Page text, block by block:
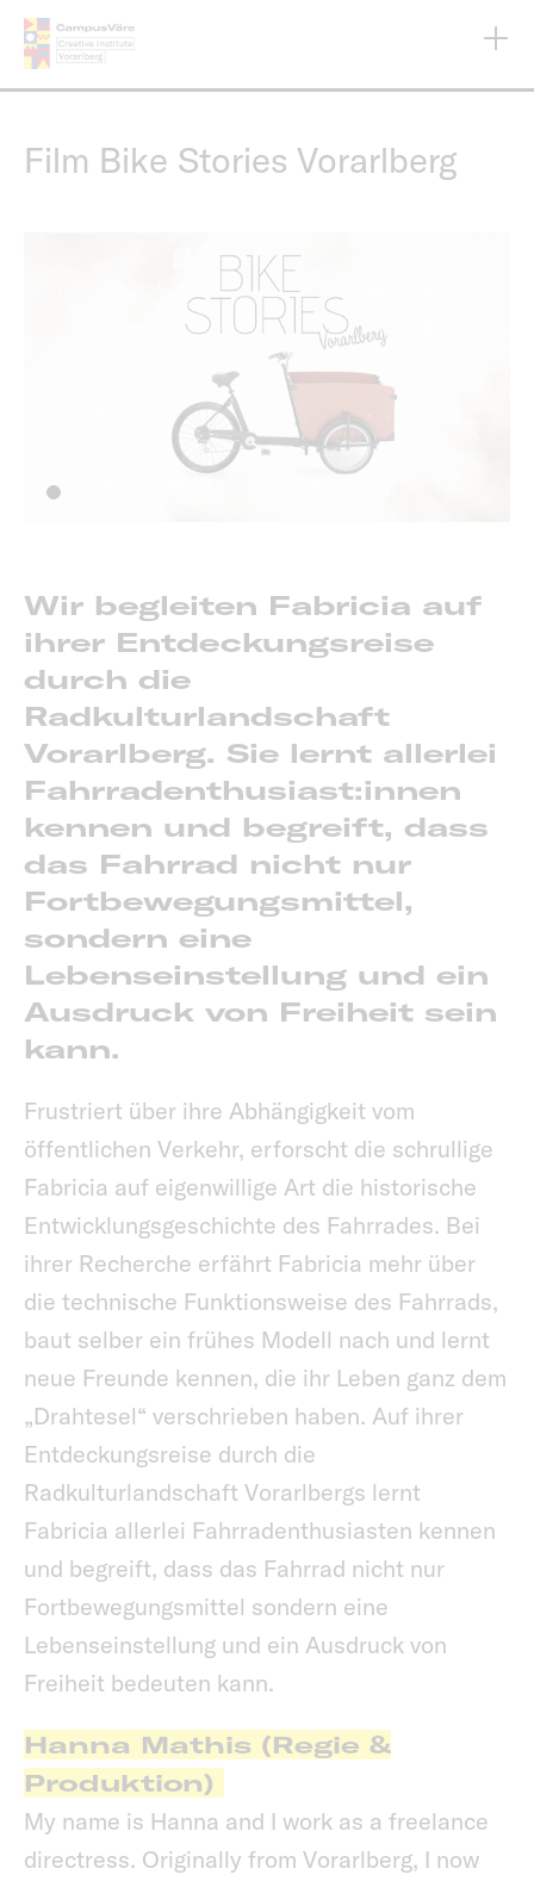
Inhalt
Film Bike Stories Vorarlberg
Wir begleiten Fabricia auf
ihrer Entdeckungsreise
durch die
Radkulturlandschaft
Vorarlberg. Sie lernt allerlei
Fahrradenthusiast:innen
kennen und begreift, dass
das Fahrrad nicht nur
Fortbewegungsmittel,
sondern eine
Lebenseinstellung und ein
Ausdruck von Freiheit sein
kann.
Frustriert über ihre Abhängigkeit vom
öffentlichen Verkehr, erforscht die schrullige
Fabricia auf eigenwillige Art die historische
Entwicklungsgeschichte des Fahrrades. Bei
ihrer Recherche erfährt Fabricia mehr über
die technische Funktionsweise des Fahrrads,
baut selber ein frühes Modell nach und lernt
neue Freunde kennen, die ihr Leben ganz dem
„Drahtesel“ verschrieben haben. Auf ihrer
Entdeckungsreise durch die
Radkulturlandschaft Vorarlbergs lernt
Fabricia allerlei Fahrradenthusiasten kennen
und begreift, dass das Fahrrad nicht nur
Fortbewegungsmittel sondern eine
Lebenseinstellung und ein Ausdruck von
Freiheit bedeuten kann.
Hanna Mathis (Regie &
Produktion)
My name is Hanna and I work as a freelance
directress. Originally from Vorarlberg, I now